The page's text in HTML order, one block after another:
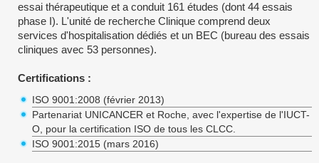
essai thérapeutique et a conduit 161 études (dont 44 essais
phase I). L'unité de recherche Clinique comprend deux
services d'hospitalisation dédiés et un BEC (bureau des essais
cliniques avec 53 personnes).
​Certifications :
ISO 9001:2008 (février 2013)
Partenariat UNICANCER et Roche, avec l'expertise de l'IUCT-
O, pour la certification ISO de tous les CLCC.
ISO 9001:2015 (mars 2016)